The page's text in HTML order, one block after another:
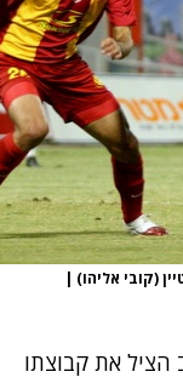
(קובי אליהו) |
בדקה ה-28 הוא שוב הציל את קבוצתו